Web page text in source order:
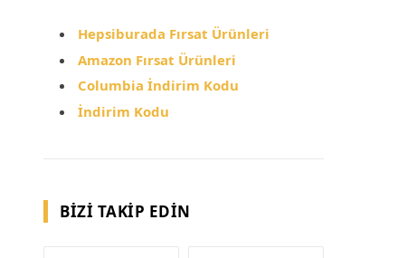
Hepsiburada Fırsat Ürünleri
Amazon Fırsat Ürünleri
Columbia İndirim Kodu
İndirim Kodu
BIZI TAKIP EDIN